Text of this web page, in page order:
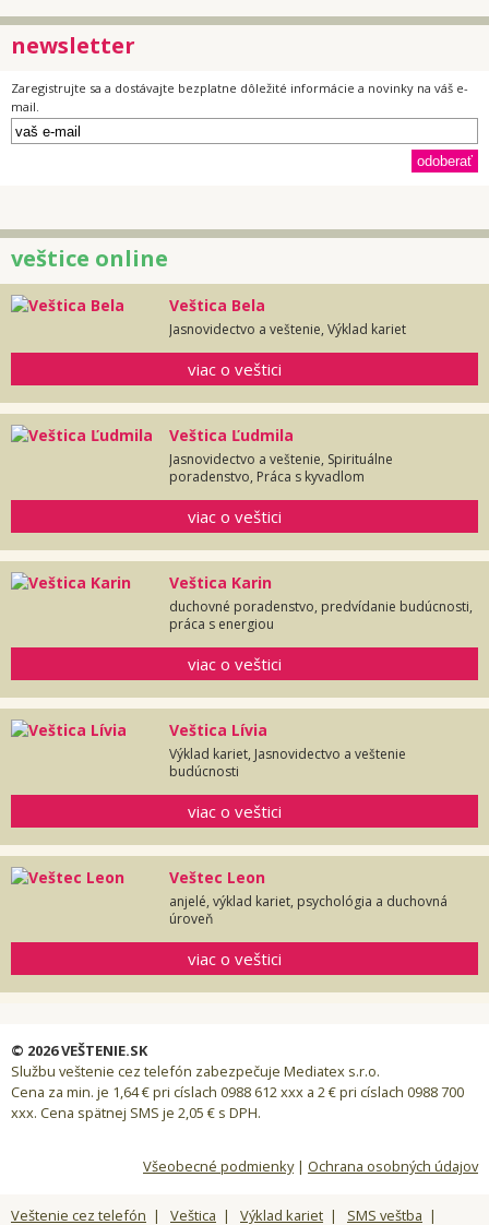
newsletter
Zaregistrujte sa a dostávajte bezplatne dôležité informácie a novinky na váš e-
mail.
veštice online
Veštica Bela
Jasnovidectvo a veštenie, Výklad kariet
viac o veštici
Veštica Ľudmila
Jasnovidectvo a veštenie, Spirituálne
poradenstvo, Práca s kyvadlom
viac o veštici
Veštica Karin
duchovné poradenstvo, predvídanie budúcnosti,
práca s energiou
viac o veštici
Veštica Lívia
Výklad kariet, Jasnovidectvo a veštenie
budúcnosti
viac o veštici
Veštec Leon
anjelé, výklad kariet, psychológia a duchovná
úroveň
viac o veštici
© 2026 VEŠTENIE.SK
Službu veštenie cez telefón zabezpečuje Mediatex s.r.o.
Cena za min. je 1,64 € pri císlach 0988 612 xxx a 2 € pri císlach 0988 700
xxx. Cena spätnej SMS je 2,05 € s DPH.
Všeobecné podmienky | Ochrana osobných údajov
Veštenie cez telefón | Veštica | Výklad kariet | SMS veštba |